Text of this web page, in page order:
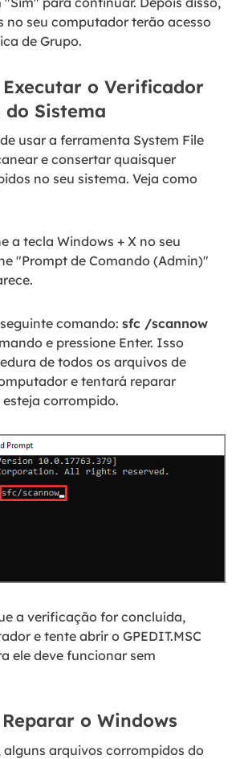
no seu computador terão acesso
de Grupo.
o Verificador
Sistema
usar a ferramenta System File
e consertar quaisquer
no seu sistema. Veja como
a tecla Windows + X no seu
"Prompt de Comando (Admin)"
comando: sfc /scannow
e pressione Enter. Isso
de todos os arquivos de
e tentará reparar
corrompido.
a verificação for concluída,
e tente abrir o GPEDIT.MSC
ele deve funcionar sem
o Windows
alguns arquivos corrompidos do